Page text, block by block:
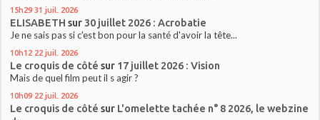
15h29 31 juil. 2026
ELISABETH sur 30 juillet 2026 : Acrobatie
Je ne sais pas si c'est bon pour la santé d'avoir la tête...
10h12 22 juil. 2026
Le croquis de côté sur 17 juillet 2026 : Vision
Mais de quel film peut il s agir ?
10h09 22 juil. 2026
Le croquis de côté sur L'omelette tachée n° 8 2026, le webzine